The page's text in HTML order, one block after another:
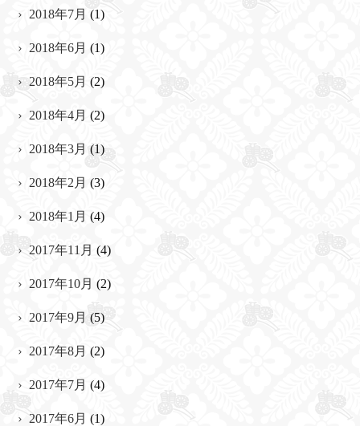
2018年7月 (1)
2018年6月 (1)
2018年5月 (2)
2018年4月 (2)
2018年3月 (1)
2018年2月 (3)
2018年1月 (4)
2017年11月 (4)
2017年10月 (2)
2017年9月 (5)
2017年8月 (2)
2017年7月 (4)
2017年6月 (1)